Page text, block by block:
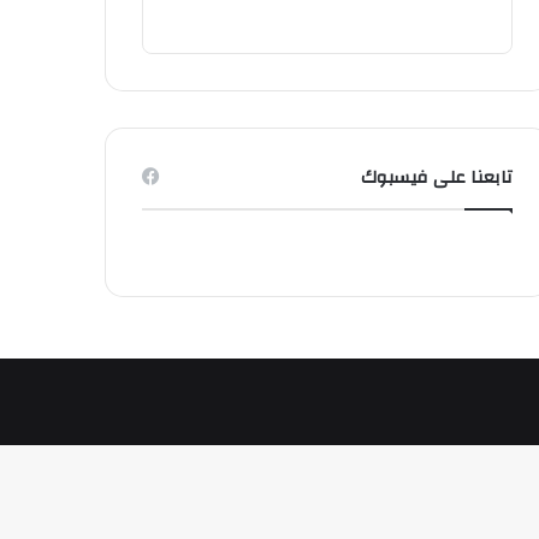
تابعنا على فيسبوك